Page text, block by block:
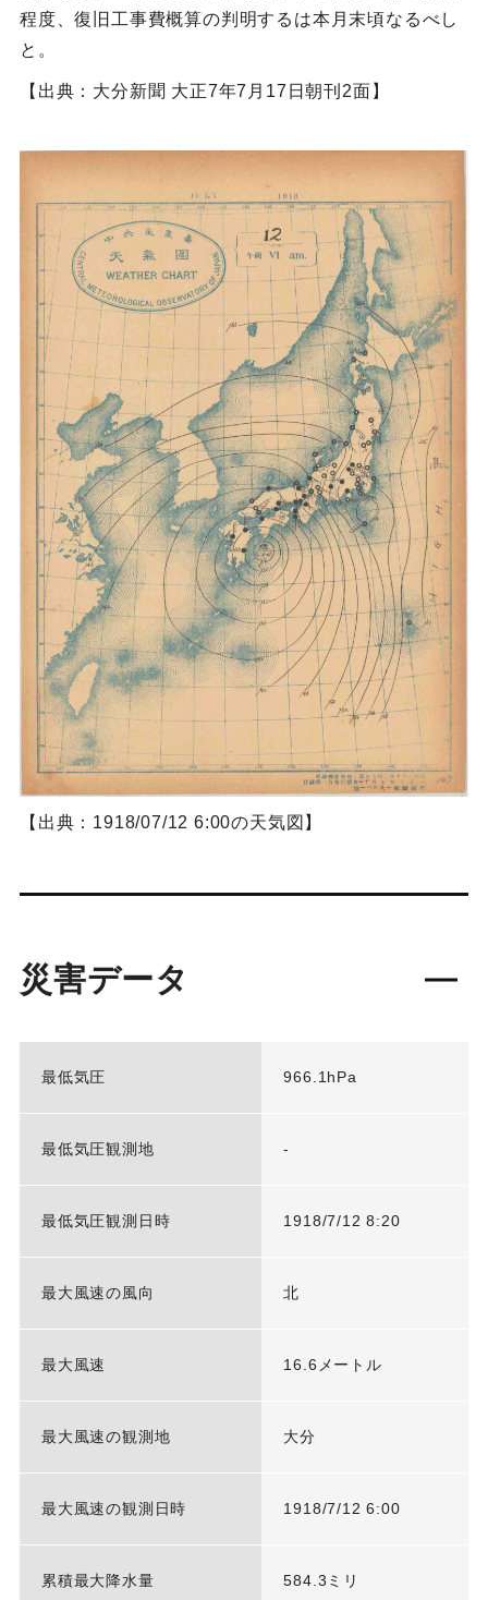
程度、復旧工事費概算の判明するは本月末頃なるべし
と。
【出典：大分新聞 大正7年7月17日朝刊2面】
【出典：1918/07/12 6:00の天気図】
災害データ
最低気圧 966.1hPa
最低気圧観測地 -
最低気圧観測日時 1918/7/12 8:20
最大風速の風向 北
最大風速 16.6メートル
最大風速の観測地 大分
最大風速の観測日時 1918/7/12 6:00
累積最大降水量 584.3ミリ